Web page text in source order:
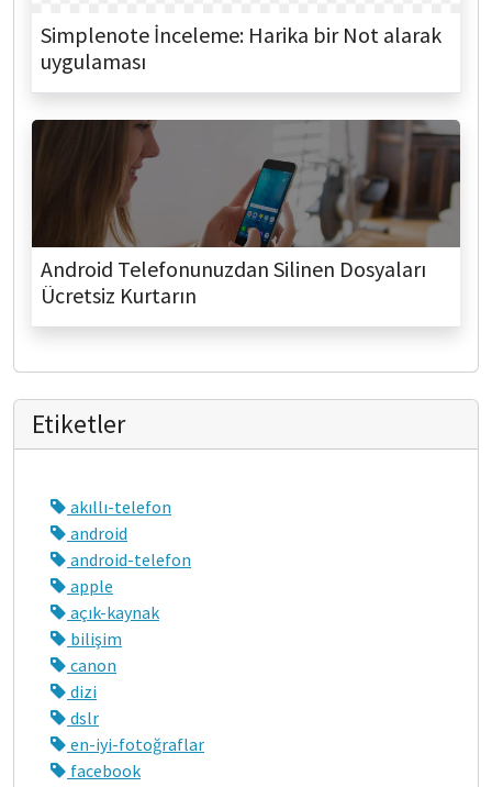
Simplenote İnceleme: Harika bir Not alarak
uygulaması
Android Telefonunuzdan Silinen Dosyaları
Ücretsiz Kurtarın
Etiketler
akıllı-telefon
android
android-telefon
apple
açık-kaynak
bilişim
canon
dizi
dslr
en-iyi-fotoğraflar
facebook